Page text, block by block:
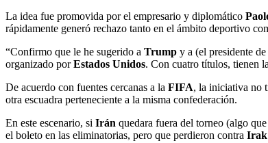
La idea fue promovida por el empresario y diplomático
rápidamente generó rechazo tanto en el ámbito deportivo
“Confirmo que le he sugerido a Trump y a (el presidente de
organizado porEstados Unidos. Con cuatro títulos, tienen
De acuerdo con fuentes cercanas a la FIFA, la iniciativa no
otra escuadra perteneciente a la misma confederación.
En este escenario, si Irán quedara fuera del torneo (algo
el boleto en las eliminatorias, pero que perdieron contra Irak